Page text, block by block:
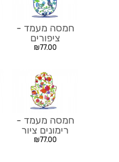
חמסה מעמד -
ציפורים
₪77.00
חמסה מעמד -
רימונים ציור
₪77.00